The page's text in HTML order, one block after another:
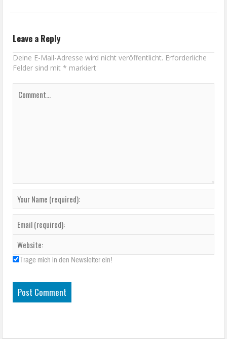
Leave a Reply
Deine E-Mail-Adresse wird nicht veröffentlicht. Erforderliche
Felder sind mit* markiert
Trage mich in den Newsletter ein!